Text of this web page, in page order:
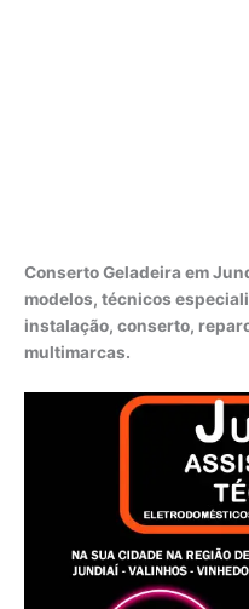
Conserto Geladeira em
modelos, técnicos
instalação, conserto,
multimarcas.